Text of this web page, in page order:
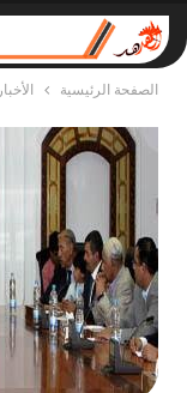
الصفحة الرئيسية الأخبار